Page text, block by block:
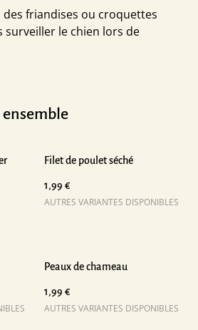
des friandises ou croquettes
le chien lors de
ensemble
Filet de poulet séché
1,99 €
AUTRES VARIANTES DISPONIBLES
Peaux de chameau
1,99 €
AUTRES VARIANTES DISPONIBLES